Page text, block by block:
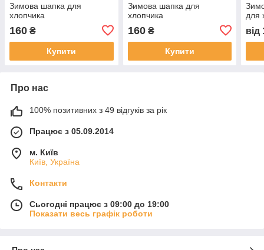
Зимова шапка для
хлопчика
160 ₴
Купити
Зимова шапка для
хлопчика
160₴
Купити
для
від
Про нас
100% позитивних з 49 відгуків за рік
Працює з 05.09.2014
м. Київ
Київ, Україна
Контакти
Сьогодні працює з 09:00 до 19:00
Показати весь графік роботи